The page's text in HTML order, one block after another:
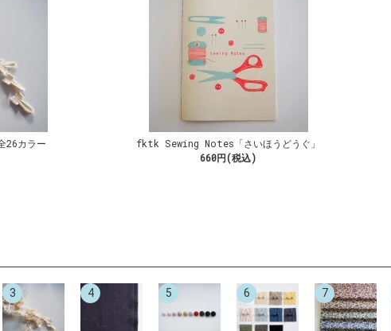
26カラー
fktk Sewing Notes「さいほうどうぐ」
660円(税込)
3 4 5 6 7